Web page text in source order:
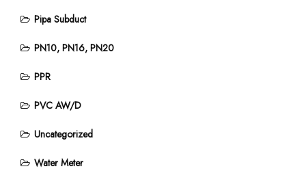
Pipa Subduct
PN10, PN16, PN20
PPR
PVC AW/D
Uncategorized
Water Meter